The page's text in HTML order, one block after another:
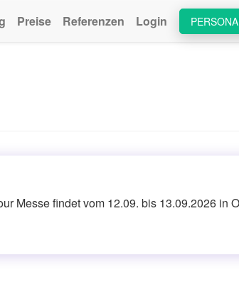
Preise Referenzen Login
Messe findet vom 12.09. bis 13.09.2026 in